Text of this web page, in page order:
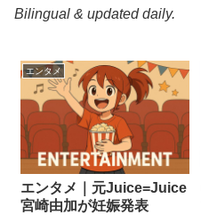
Bilingual & updated daily.
エンタメ
エンタメ｜元Juice=Juice
宮崎由加が妊娠発表